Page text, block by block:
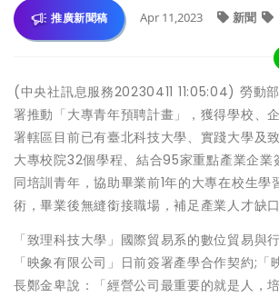
推廣新聞稿 Apr 11,2023 新聞
(中央社訊息服務20230411 11:05:04) 勞動
署推動「大專青年預聘計畫」，獲得學校、
署轄區目前已有臺北科技大學、實踐大學及
大專校院32個學程、結合95家重點產業企業
同培訓青年，協助畢業前1年的大專在校生
術，畢業後無縫銜接職場，補足產業人才缺口
「致理科技大學」國際貿易系的數位貿易與
「映象有限公司」日前簽署產學合作契約;「
長鄭金卑說：「經營公司最重要的就是人，